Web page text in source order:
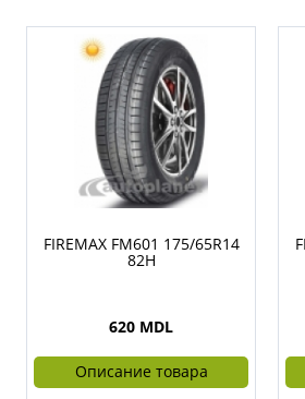
FIREMAX FM601 175/65R14
82H
620 MDL
Описание товара